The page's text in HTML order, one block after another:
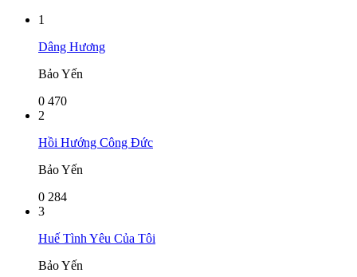
1
Dâng Hương
Bảo Yến
0 470
2
Hồi Hướng Công Đức
Bảo Yến
0 284
3
Huế Tình Yêu Của Tôi
Bảo Yến